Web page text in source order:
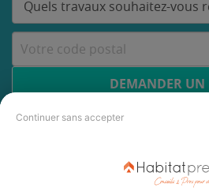
Continuer sans accepter
DEMANDER UN
Les 2 autres